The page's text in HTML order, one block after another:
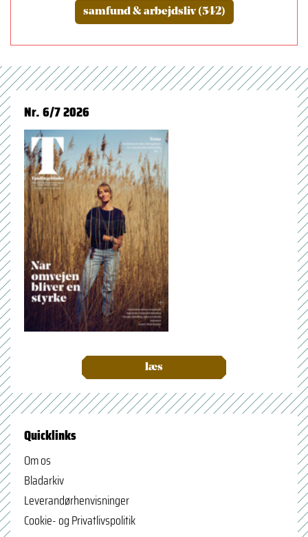
samfund & arbejdsliv (542)
Nr. 6/7 2026
læs
Quicklinks
Om os
Bladarkiv
Leverandørhenvisninger
Cookie- og Privatlivspolitik